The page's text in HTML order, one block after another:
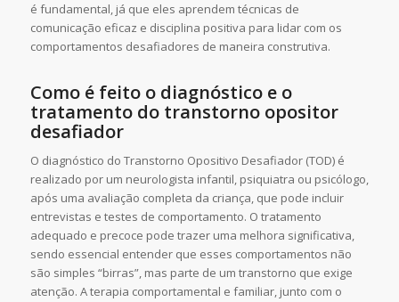
é fundamental, já que eles aprendem técnicas de
comunicação eficaz e disciplina positiva para lidar com os
comportamentos desafiadores de maneira construtiva.
Como é feito o diagnóstico e o
tratamento do transtorno opositor
desafiador
O diagnóstico do Transtorno Opositivo Desafiador (TOD) é
realizado por um neurologista infantil, psiquiatra ou psicólogo,
após uma avaliação completa da criança, que pode incluir
entrevistas e testes de comportamento. O tratamento
adequado e precoce pode trazer uma melhora significativa,
sendo essencial entender que esses comportamentos não
são simples “birras”, mas parte de um transtorno que exige
atenção. A terapia comportamental e familiar, junto com o